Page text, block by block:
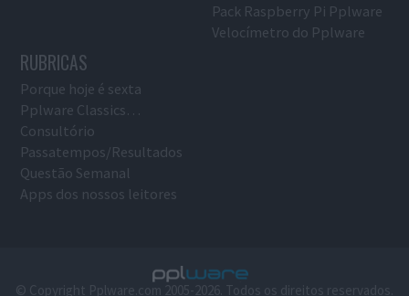
Pack Raspberry Pi Pplware
Velocímetro do Pplware
RUBRICAS
Porque hoje é sexta
Pplware Classics…
Consultório
Passatempos/Resultados
Questão Semanal
Apps dos nossos leitores
© Copyright Pplware.com 2005-2026. Todos os direitos reservados.